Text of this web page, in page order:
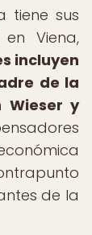
tiene sus
Viena,
incluyen
de la
Wieser y
de la